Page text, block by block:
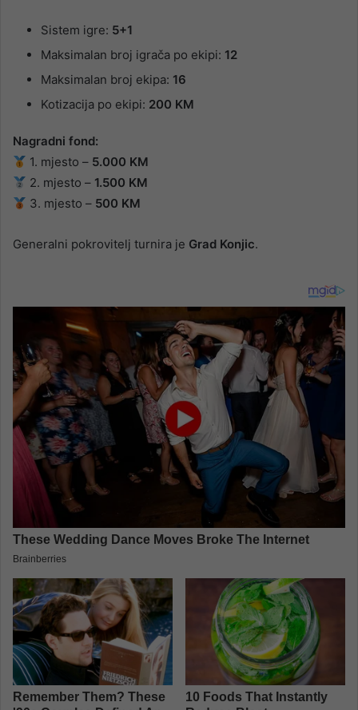
Sistem igre: 5+1
Maksimalan broj igrača po ekipi: 12
Maksimalan broj ekipa: 16
Kotizacija po ekipi: 200 KM
Nagradni fond:
1. mjesto – 5.000 KM
2. mjesto – 1.500 KM
3. mjesto – 500 KM
Generalni pokrovitelj turnira je Grad Konjic.